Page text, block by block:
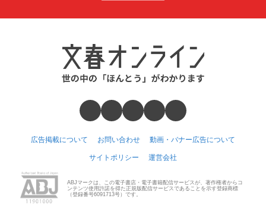
広告掲載について お問い合わせ 動画・バナー広告について
サイトポリシー 運営会社
ABJマークは、この電子書店・電子書籍配信サービスが、著作権者からコ
ンテンツ使用許諾を得た正規版配信サービスであることを示す登録商標
（登録番号6091713号）です。